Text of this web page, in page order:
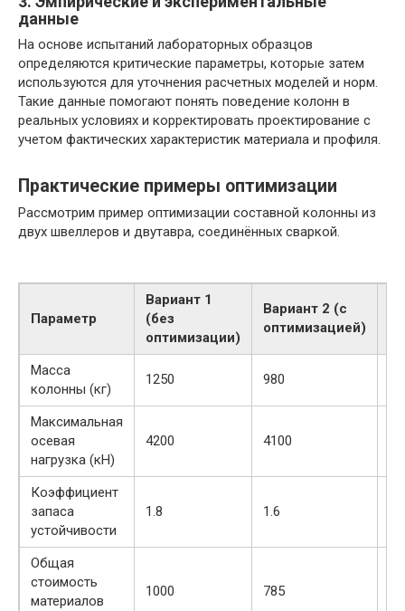
данные
На основе испытаний лабораторных образцов
определяются критические параметры, которые затем
используются для уточнения расчетных моделей и норм.
Такие данные помогают понять поведение колонн в
реальных условиях и корректировать проектирование с
учетом фактических характеристик материала и профиля.
Практические примеры оптимизации
Рассмотрим пример оптимизации составной колонны из
двух швеллеров и двутавра, соединённых сваркой.
Параметр
Вариант 1
(без
оптимизации)
Вариант 2 (с
оптимизацией)
Масса
колонны (кг)
1250 980
Максимальная
осевая
нагрузка (кН)
4200 4100
Коэффициент
запаса
устойчивости
1.8 1.6
Общая
стоимость
материалов
1000 785